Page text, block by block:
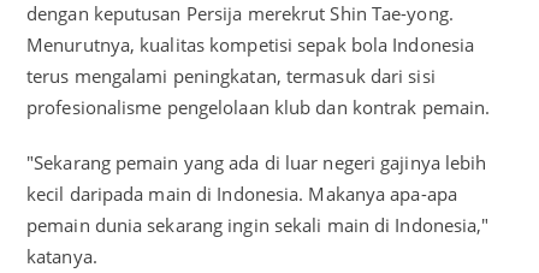
dengan keputusan Persija merekrut Shin Tae-yong.
Menurutnya, kualitas kompetisi sepak bola Indonesia
terus mengalami peningkatan, termasuk dari sisi
profesionalisme pengelolaan klub dan kontrak pemain.
"Sekarang pemain yang ada di luar negeri gajinya lebih
kecil daripada main di Indonesia. Makanya apa-apa
pemain dunia sekarang ingin sekali main di Indonesia,"
katanya.